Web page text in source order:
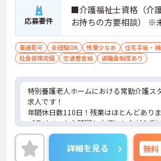
応募要件
■介護福祉士資格（介
お持ちの方要相談） ※
車通勤可 未経験OK 残業少なめ 住宅手当・
社会保険完備
交通費支給 退職金制度あり
特別養護老人ホームにおける常勤介護ス
求人です！
年間休日数110日！残業はほとんどあり
プライベートな時間も大切にしながら働
用可能な託児所もあり子育て中の方も安
ご興味ある方には、面接のポイントなど
細をお話致しますのでお気軽にご相談く
詳細を見る 無料